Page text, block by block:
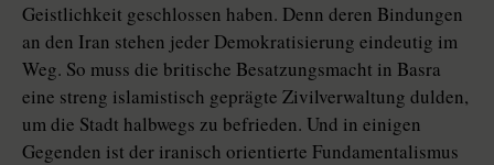
Geistlichkeit geschlossen haben. Denn deren Bindungen
an den Iran stehen jeder Demokratisierung eindeutig im
Weg. So muss die britische Besatzungsmacht in Basra
eine streng islamistisch geprägte Zivilverwaltung dulden,
um die Stadt halbwegs zu befrieden. Und in einigen
Gegenden ist der iranisch orientierte Fundamentalismus